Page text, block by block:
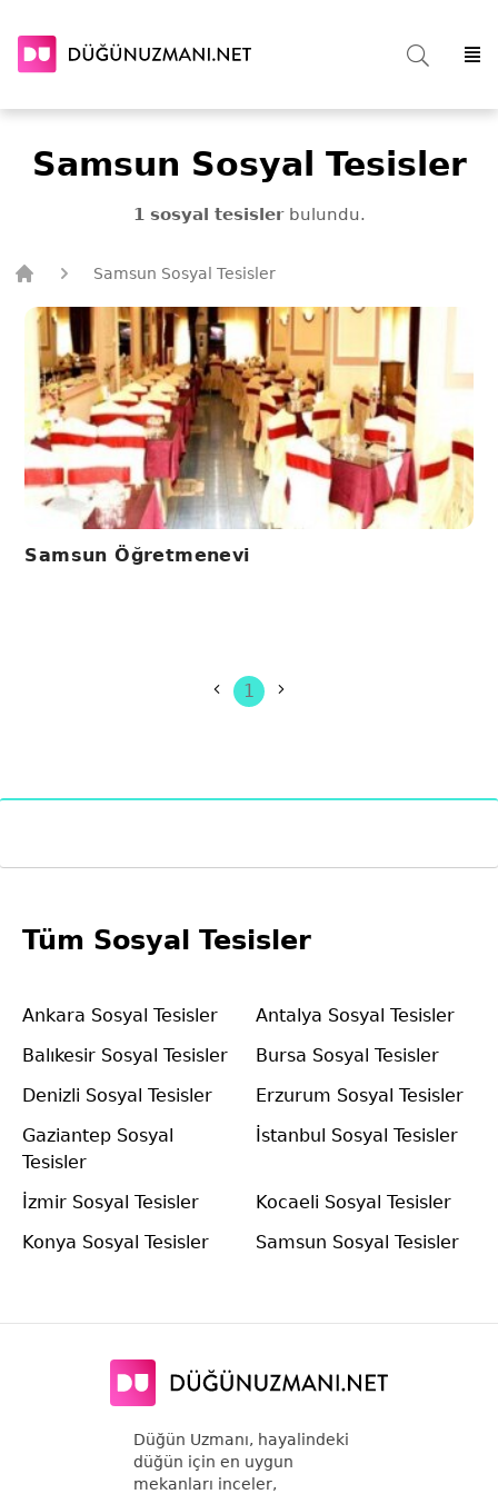
Samsun Sosyal Tesisler
1 sosyal tesislerbulundu.
Samsun Sosyal Tesisler
Samsun Öğretmenevi
1
Tüm Sosyal Tesisler
Ankara Sosyal Tesisler
Antalya Sosyal Tesisler
Balıkesir Sosyal Tesisler
Bursa Sosyal Tesisler
Denizli Sosyal Tesisler
Erzurum Sosyal Tesisler
Gaziantep Sosyal
Tesisler
İstanbul Sosyal Tesisler
İzmir Sosyal Tesisler
Kocaeli Sosyal Tesisler
Konya Sosyal Tesisler
Samsun Sosyal Tesisler
Düğün Uzmanı, hayalindeki
düğün için en uygun
mekanları inceler,